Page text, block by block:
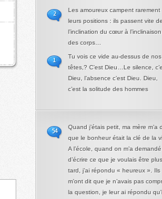
Les amoureux campent rarement
leurs positions : ils passent vite de
l’inclination du cœur à l’inclinaison
des corps…
2
Tu vois ce vide au-dessus de nos
têtes,? C’est Dieu…Le silence,
Dieu, l’absence c’est Dieu. Dieu,
c’est la solitude des hommes
1
Quand j’étais petit, ma mère m’a
que le bonheur était la clé de la
A l’école, quand on m’a demandé
d’écrire ce que je voulais être plus
tard, j’ai répondu « heureux ». Ils
m’ont dit que je n’avais pas
la question, je leur ai répondu
54